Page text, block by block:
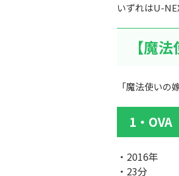
いずれはU-
【魔
「魔法使い
1・OVA
・2016年
・23分